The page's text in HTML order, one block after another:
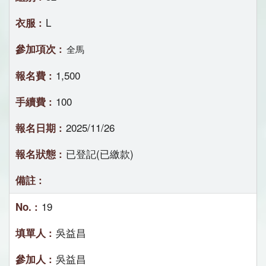
L
全馬
1,500
100
2025/11/26
已登記(已繳款)
19
吳益昌
吳益昌